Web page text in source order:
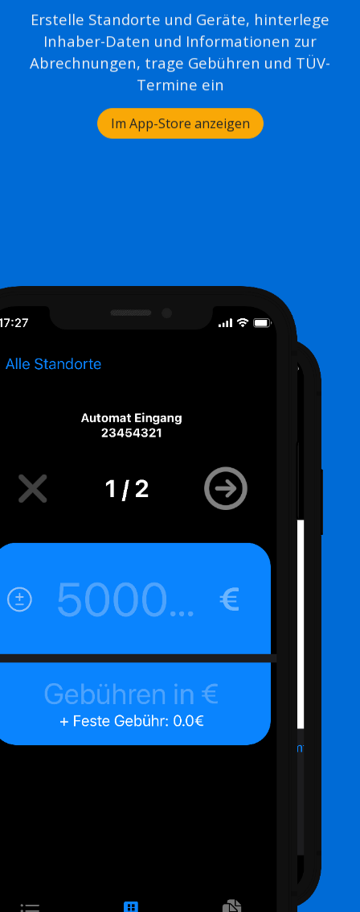
Erstelle Standorte und Geräte, hinterlege
Inhaber-Daten und Informationen zur
Abrechnungen, trage Gebühren und TÜV-
Termine ein
Im App-Store anzeigen